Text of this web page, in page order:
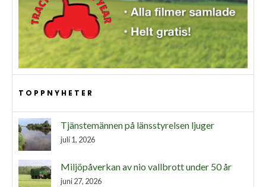
TOPPNYHETER
Tjänstemännen på länsstyrelsen ljuger
juli 1, 2026
Miljöpåverkan av nio vallbrott under 50 år
juni 27, 2026